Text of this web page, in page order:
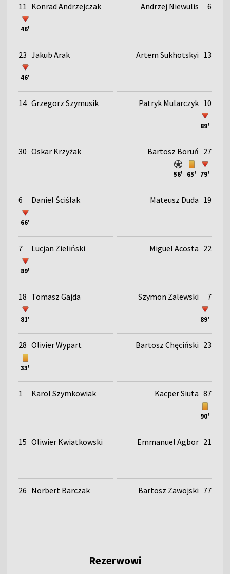
11 Konrad Andrzejczak
46'
23 Jakub Arak
46'
14 Grzegorz Szymusik
30 Oskar Krzyżak
6 Daniel Ściślak
66'
7 Lucjan Zieliński
89'
18 Tomasz Gajda
81'
28 Olivier Wypart
33'
1 Karol Szymkowiak
15 Oliwier Kwiatkowski
26 Norbert Barczak
Andrzej Niewulis 6
Artem Sukhotskyi 13
89'
Patryk Mularczyk 10
56' 65' 79'
Bartosz Boruń 27
Mateusz Duda 19
Miguel Acosta 22
89'
Szymon Zalewski 7
Bartosz Chęciński 23
90'
Kacper Siuta 87
Emmanuel Agbor 21
Bartosz Zawojski 77
Rezerwowi